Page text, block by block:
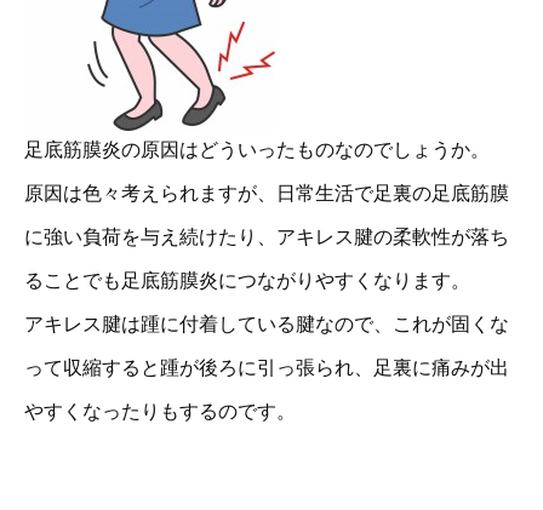
足底筋膜炎の原因はどういったものなのでしょうか。
原因は色々考えられますが、日常生活で足裏の足底筋膜
に強い負荷を与え続けたり、アキレス腱の柔軟性が落ち
ることでも足底筋膜炎につながりやすくなります。
アキレス腱は踵に付着している腱なので、これが固くな
って収縮すると踵が後ろに引っ張られ、足裏に痛みが出
やすくなったりもするのです。